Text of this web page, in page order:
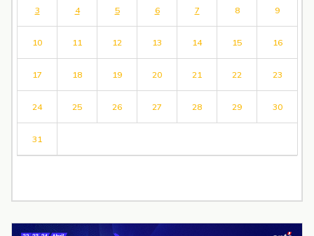
3 4 5 6 7 8 9
10 11 12 13 14 15 16
17 18 19 20 21 22 23
24 25 26 27 28 29 30
31